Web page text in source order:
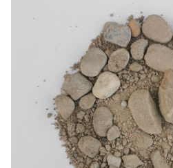
Déterminez facilement la
de granulats pour
notre
Indiquez le type de
les dimensions de votre
occupons
Type de produit